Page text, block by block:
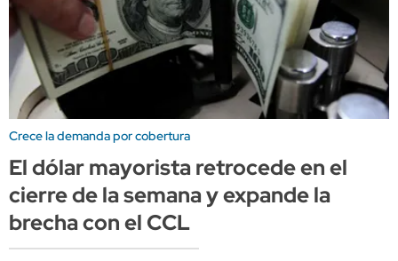
Crece la demanda por cobertura
El dólar mayorista retrocede en el
cierre de la semana y expande la
brecha con el CCL